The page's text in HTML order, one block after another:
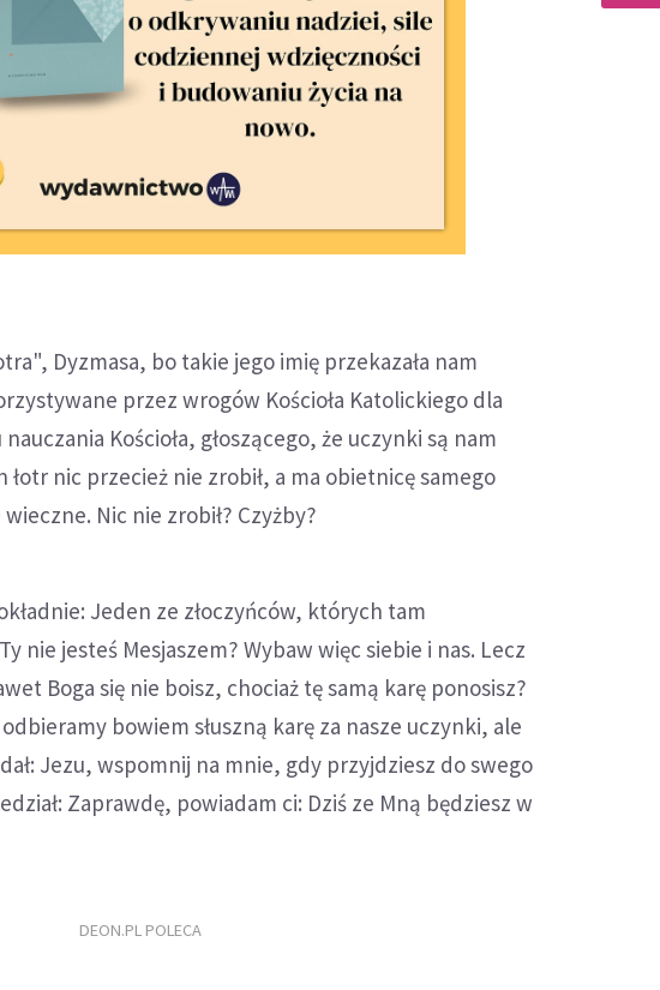
Dyzmasa, bo takie jego imię przekazała nam
przez wrogów Kościoła Katolickiego dla
Kościoła, głoszącego, że uczynki są nam
nic przecież nie zrobił, a ma obietnicę samego
Nic nie zrobił? Czyżby?
Jeden ze złoczyńców, których tam
nie jesteś Mesjaszem? Wybaw więc siebie i nas. Lecz
Boga się nie boisz, chociaż tę samą karę ponosisz?
bowiem słuszną karę za nasze uczynki, ale
Jezu, wspomnij na mnie, gdy przyjdziesz do swego
Zaprawdę, powiadam ci: Dziś ze Mną będziesz w
DEON.PL POLECA